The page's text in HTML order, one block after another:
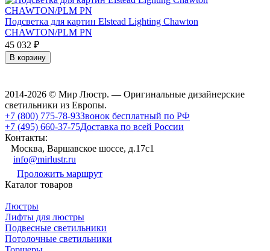
Подсветка для картин Elstead Lighting Chawton
CHAWTON/PLM PN
45 032 ₽
В корзину
2014-2026 © Мир Люстр. — Оригинальные дизайнерские
светильники из Европы.
+7 (800) 775-78-93Звонок бесплатный по РФ
+7 (495) 660-37-75Доставка по всей России
Контакты:
Москва, Варшавское шоссе, д.17c1
info@mirlustr.ru
Проложить маршрут
Каталог товаров
Люстры
Лифты для люстры
Подвесные светильники
Потолочные светильники